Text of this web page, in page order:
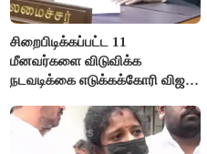
சிறைபிடிக்கப்பட்ட 11
மீனவர்களை விடுவிக்க
நடவடிக்கை எடுக்கக்கோரி விஜய்